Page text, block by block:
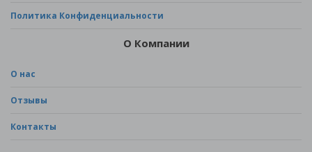
Политика Конфиденциальности
О Компании
О нас
Отзывы
Контакты